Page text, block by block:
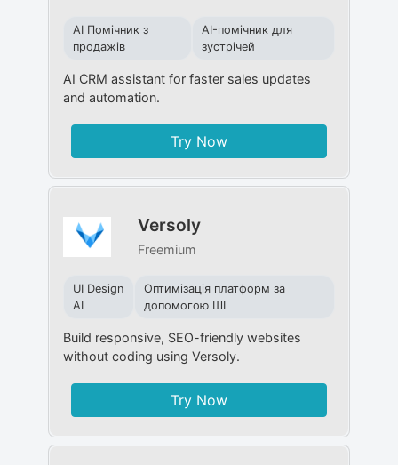
AI Помічник з
продажів
AI-помічник для
зустрічей
AI CRM assistant for faster sales updates
and automation.
Try Now
Versoly
Freemium
UI Design
AI
Оптимізація платформ за
допомогою ШІ
Build responsive, SEO-friendly websites
without coding using Versoly.
Try Now